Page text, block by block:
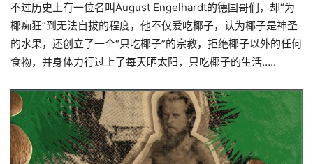
不过历史上有一位名叫August Engelhardt的德国哥们，却“为
椰痴狂”到无法自拔的程度，他不仅爱吃椰子，认为椰子是神圣
的水果，还创立了一个“只吃椰子”的宗教，拒绝椰子以外的任何
食物，并身体力行过上了每天晒太阳，只吃椰子的生活…..